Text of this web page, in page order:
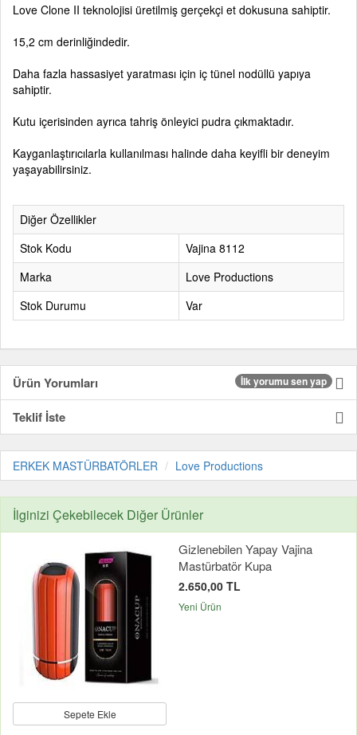
Love Clone II teknolojisi üretilmiş gerçekçi et dokusuna sahiptir.
15,2 cm derinliğindedir.
Daha fazla hassasiyet yaratması için iç tünel nodüllü yapıya
sahiptir.
Kutu içerisinden ayrıca tahriş önleyici pudra çıkmaktadır.
Kayganlaştırıcılarla kullanılması halinde daha keyifli bir deneyim
yaşayabilirsiniz.
Diğer Özellikler
Stok Kodu
Vajina 8112
Marka
Love Productions
Stok Durumu
Var
Ürün Yorumları İlk yorumu sen yap
Teklif İste
ERKEK MASTÜRBATÖRLER Love Productions
İlginizi Çekebilecek Diğer Ürünler
Sepete Ekle
Gizlenebilen Yapay Vajina
Mastürbatör Kupa
2.650,00 TL
Yeni Ürün